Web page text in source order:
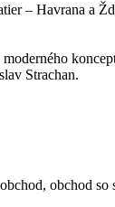
– Havrana a
Strachan.
obchod so